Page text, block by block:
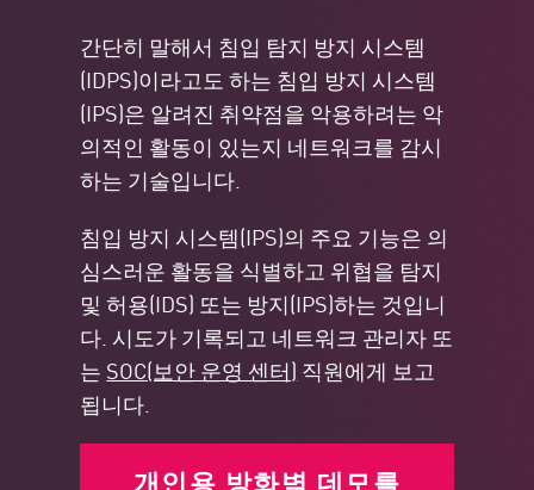
간단히 말해서 침입 탐지 방지 시스템
(IDPS)이라고도 하는 침입 방지 시스템
(IPS)은 알려진 취약점을 악용하려는 악
의적인 활동이 있는지 네트워크를 감시
하는 기술입니다.
침입 방지 시스템(IPS)의 주요 기능은 의
심스러운 활동을 식별하고 위협을 탐지
및 허용(IDS) 또는 방지(IPS)하는 것입니
다. 시도가 기록되고 네트워크 관리자 또
는 SOC(보안 운영 센터) 직원에게 보고
됩니다.
개인용 방화벽 데모를